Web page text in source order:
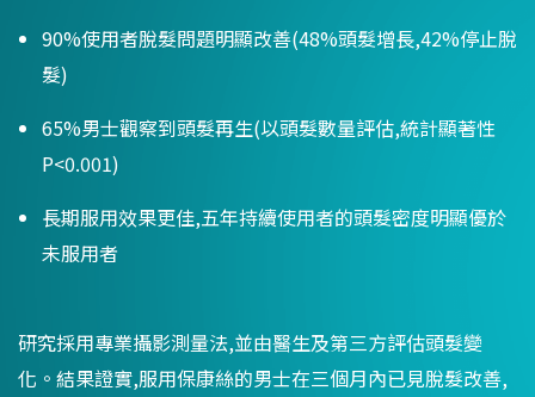
90%使用者脫髮問題明顯改善(48%頭髮增長,42%停止脫
髮)
65%男士觀察到頭髮再生(以頭髮數量評估,統計顯著性
P<0.001)
長期服用效果更佳,五年持續使用者的頭髮密度明顯優於
未服用者
研究採用專業攝影測量法,並由醫生及第三方評估頭髮變
化。結果證實,服用保康絲的男士在三個月內已見脫髮改善,